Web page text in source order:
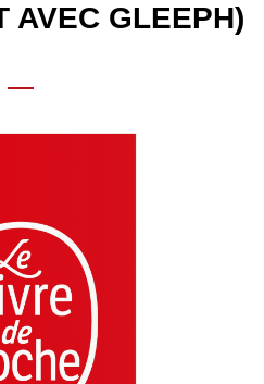
AVEC GLEEPH)